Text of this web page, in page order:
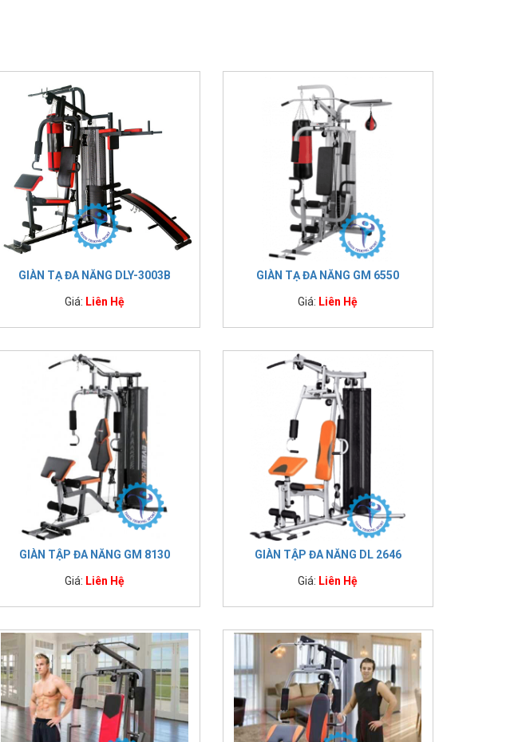
GIÀN TẠ ĐA NĂNG DLY-3003B
Giá: Liên Hệ
GIÀN TẠ ĐA NĂNG GM 6550
Giá: Liên Hệ
GIÀN TẬP ĐA NĂNG GM 8130
Giá: Liên Hệ
GIÀN TẬP ĐA NĂNG DL 2646
Giá: Liên Hệ